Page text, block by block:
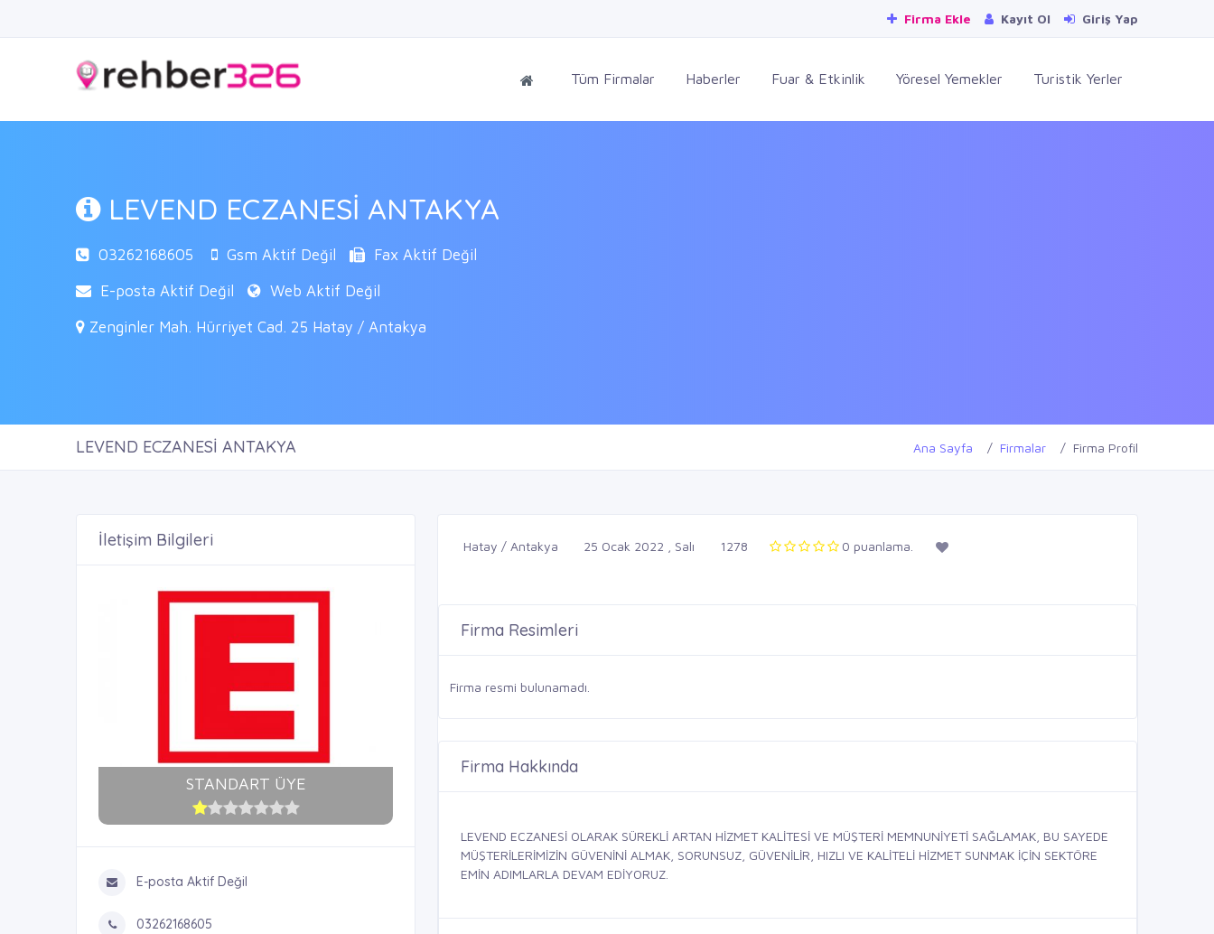
Firma Ekle Kayıt Ol Giriş Yap
Tüm Firmalar Haberler Fuar & Etkinlik Yöresel Yemekler Turistik Yerler
LEVEND ECZANESİ ANTAKYA
03262168605 Gsm Aktif Değil
Fax Aktif Değil
E-posta Aktif Değil
Web Aktif Değil
Zenginler Mah. Hürriyet Cad. 25 Hatay / Antakya
LEVEND ECZANESİ ANTAKYA Ana Sayfa Firmalar Firma Profil
İletişim Bilgileri
STANDART ÜYE
E-posta Aktif Değil
03262168605
Hatay / Antakya 25 Ocak 2022 , Salı 1278 0 puanlama.
Firma Resimleri
Firma resmi bulunamadı.
Firma Hakkında
LEVEND ECZANESİ OLARAK SÜREKLİ ARTAN HİZMET KALİTESİ VE MÜŞTERİ MEMNUNİYETİ SAĞLAMAK, BU SAYEDE
MÜŞTERİLERİMİZİN GÜVENİNİ ALMAK, SORUNSUZ, GÜVENİLİR, HIZLI VE KALİTELİ HİZMET SUNMAK İÇİN SEKTÖRE
EMİN ADIMLARLA DEVAM EDİYORUZ.